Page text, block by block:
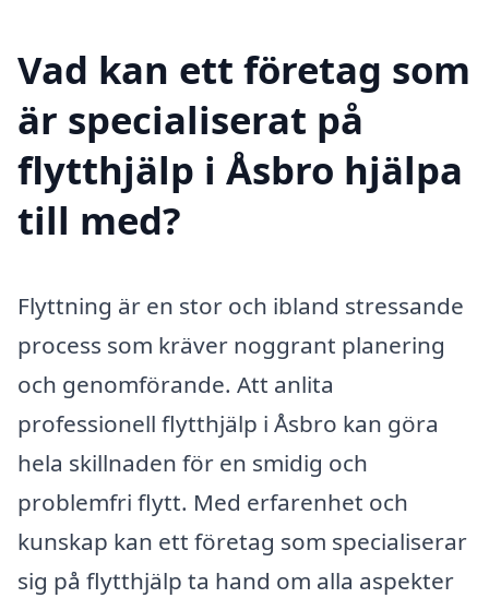
Vad kan ett företag som
är specialiserat på
flytthjälp i Åsbro hjälpa
till med?
Flyttning är en stor och ibland stressande
process som kräver noggrant planering
och genomförande. Att anlita
professionell flytthjälp i Åsbro kan göra
hela skillnaden för en smidig och
problemfri flytt. Med erfarenhet och
kunskap kan ett företag som specialiserar
sig på flytthjälp ta hand om alla aspekter